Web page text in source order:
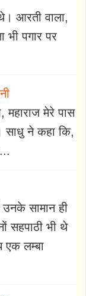
आरती वाला,
भी पगार पर
मेरे पास
साधु ने कहा कि,
सामान ही
सहपाठी भी थे
एक लम्बा